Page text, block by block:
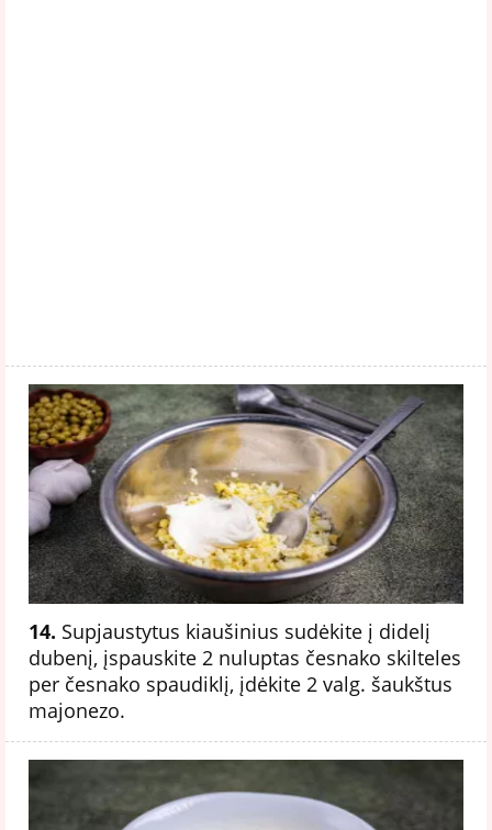
14. Supjaustytus kiaušinius sudėkite į didelį
dubenį, įspauskite 2 nuluptas česnako skilteles
per česnako spaudiklį, įdėkite 2 valg. šaukštus
majonezo.